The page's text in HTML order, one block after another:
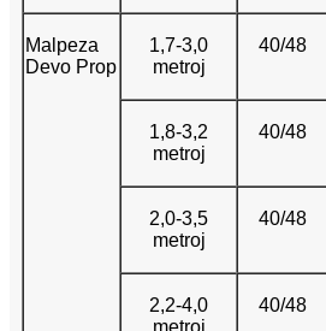
Malpeza
Devo Prop
1,7-3,0
metroj
40/48
1,8-3,2
metroj
40/48
2,0-3,5
metroj
40/48
2,2-4,0
metroj
40/48